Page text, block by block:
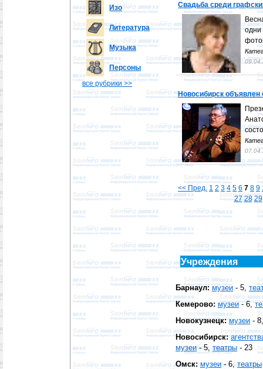
Изо
Литература
Музыка
Персоны
все рубрики >>
Свадьба среди
Новосибирск объявлен
<< Пред. 1 2 3 4 5 6 7 8 9
27 28 29
Учреждения
Барнаул: музеи - 5,
Кемерово: музеи- 6,
Новокузнецк: музеи - 8
Новосибирск:
музеи- 5,театры - 23
Омск: музеи - 6,театры